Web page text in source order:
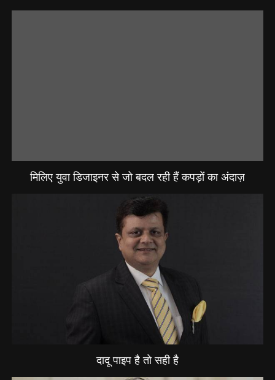
मिलिए युवा डिजाइनर से जो बदल रही हैं कपड़ों का अंदाज़
दादू पाइप है तो सही है